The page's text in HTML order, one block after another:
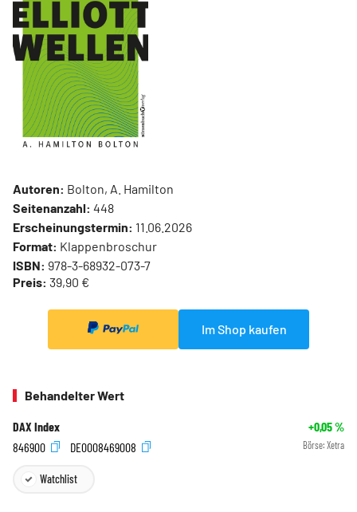
Autoren: Bolton, A. Hamilton
Seitenanzahl: 448
Erscheinungstermin: 11.06.2026
Format: Klappenbroschur
ISBN: 978-3-68932-073-7
Preis: 39,90 €
Im Shop kaufen
Behandelter Wert
DAX Index +0,05%
846900
DE0008469008 Börse: Xetra
Watchlist